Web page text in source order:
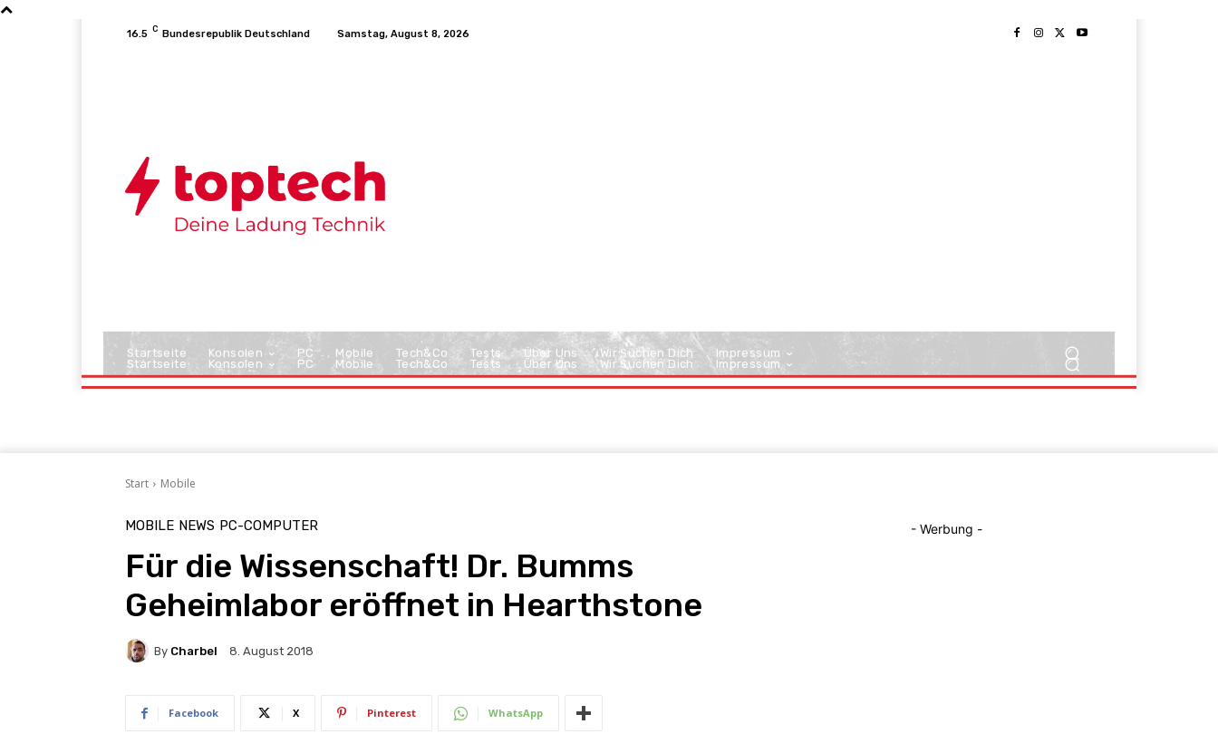
16.5 C Bundesrepublik Deutschland Samstag, August 8, 2026
Startseite Konsolen PC Mobile Tech&Co Tests Über Uns Wir Suchen Dich Impressum
Startseite Konsolen PC Mobile Tech&Co Tests Über Uns Wir Suchen Dich Impressum
Start Mobile
MOBILE NEWS PC-COMPUTER
Für die Wissenschaft! Dr. Bumms
Geheimlabor eröffnet in Hearthstone
By Charbel 8. August 2018
Facebook X Pinterest WhatsApp
- Werbung -